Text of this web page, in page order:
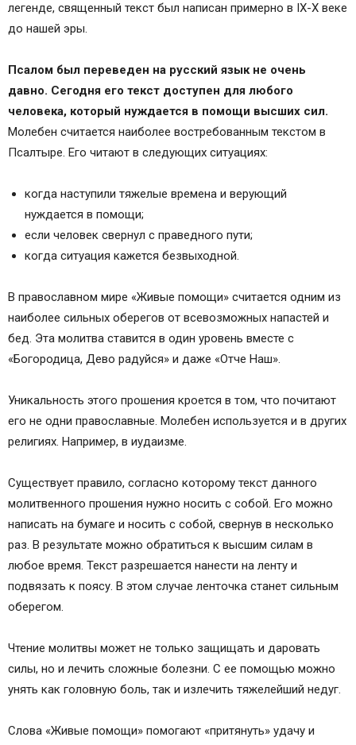
легенде, священный текст был написан примерно в IX-X веке
до нашей эры.
Псалом был переведен на русский язык не очень
давно. Сегодня его текст доступен для любого
человека, который нуждается в помощи высших сил.
Молебен считается наиболее востребованным текстом в
Псалтыре. Его читают в следующих ситуациях:
когда наступили тяжелые времена и верующий
нуждается в помощи;
если человек свернул с праведного пути;
когда ситуация кажется безвыходной.
В православном мире «Живые помощи» считается одним из
наиболее сильных оберегов от всевозможных напастей и
бед. Эта молитва ставится в один уровень вместе с
«Богородица, Дево радуйся» и даже «Отче Наш».
Уникальность этого прошения кроется в том, что почитают
его не одни православные. Молебен используется и в других
религиях. Например, в иудаизме.
Существует правило, согласно которому текст данного
молитвенного прошения нужно носить с собой. Его можно
написать на бумаге и носить с собой, свернув в несколько
раз. В результате можно обратиться к высшим силам в
любое время. Текст разрешается нанести на ленту и
подвязать к поясу. В этом случае ленточка станет сильным
оберегом.
Чтение молитвы может не только защищать и даровать
силы, но и лечить сложные болезни. С ее помощью можно
унять как головную боль, так и излечить тяжелейший недуг.
Слова «Живые помощи» помогают «притянуть» удачу и